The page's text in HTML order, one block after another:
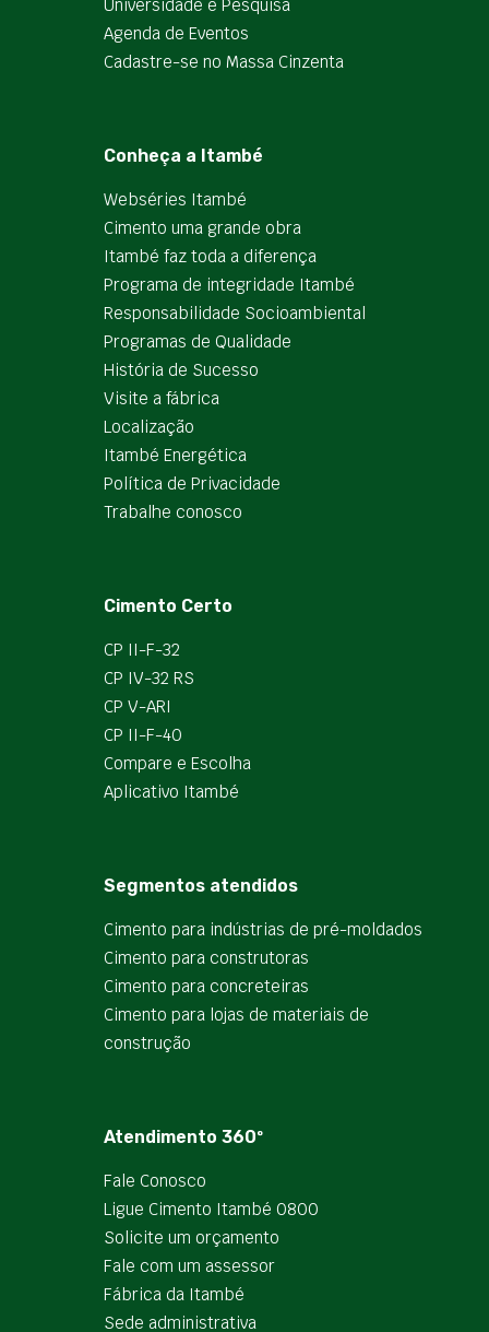
Universidade e Pesquisa
Agenda de Eventos
Cadastre-se no Massa Cinzenta
Conheça a Itambé
Webséries Itambé
Cimento uma grande obra
Itambé faz toda a diferença
Programa de integridade Itambé
Responsabilidade Socioambiental
Programas de Qualidade
História de Sucesso
Visite a fábrica
Localização
Itambé Energética
Política de Privacidade
Trabalhe conosco
Cimento Certo
CP II-F-32
CP IV-32 RS
CP V-ARI
CP II-F-40
Compare e Escolha
Aplicativo Itambé
Segmentos atendidos
Cimento para indústrias de pré-moldados
Cimento para construtoras
Cimento para concreteiras
Cimento para lojas de materiais de
construção
Atendimento 360º
Fale Conosco
Ligue Cimento Itambé 0800
Solicite um orçamento
Fale com um assessor
Fábrica da Itambé
Sede administrativa